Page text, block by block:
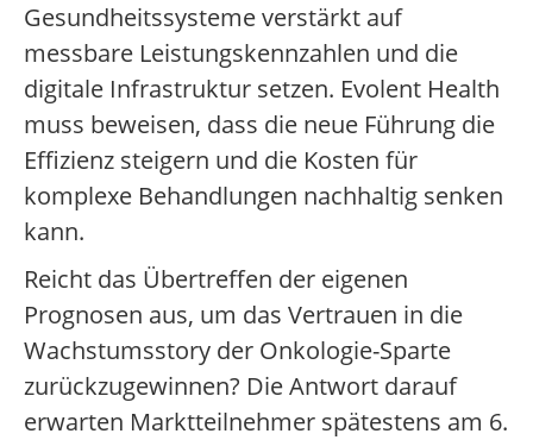
Gesundheitssysteme verstärkt auf
messbare Leistungskennzahlen und die
digitale Infrastruktur setzen. Evolent Health
muss beweisen, dass die neue Führung die
Effizienz steigern und die Kosten für
komplexe Behandlungen nachhaltig senken
kann.
Reicht das Übertreffen der eigenen
Prognosen aus, um das Vertrauen in die
Wachstumsstory der Onkologie-Sparte
zurückzugewinnen? Die Antwort darauf
erwarten Marktteilnehmer spätestens am 6.